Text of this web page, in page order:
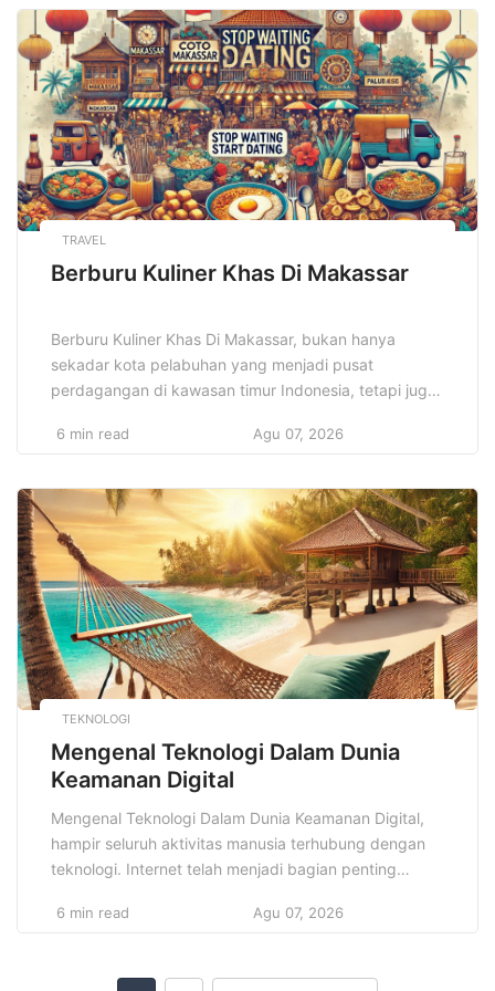
tarik yang membuatnya begitu eksklusif. Banyak
orang mencari pantai-pantai yang belum banyak
dijamah wisatawan, tempat yang […]
TRAVEL
Berburu Kuliner Khas Di Makassar
Berburu Kuliner Khas Di Makassar, bukan hanya
sekadar kota pelabuhan yang menjadi pusat
perdagangan di kawasan timur Indonesia, tetapi juga
Nusantara. Kota ini memiliki kekayaan budaya dan
khasnya, menggabungkan cita rasa rempah-rempah
khas Sulawesi dengan pengaruh kuliner dari berbagai
bangsa yang […]
6 min read Agu 07, 2026
TEKNOLOGI
Mengenal Teknologi Dalam Dunia
Keamanan Digital
Mengenal Teknologi Dalam Dunia Keamanan Digital,
hampir seluruh aktivitas manusia terhubung dengan
teknologi. Internet telah menjadi bagian penting
berkomunikasi, berbelanja, hingga hiburan. Namun,
6 min read Agu 07, 2026